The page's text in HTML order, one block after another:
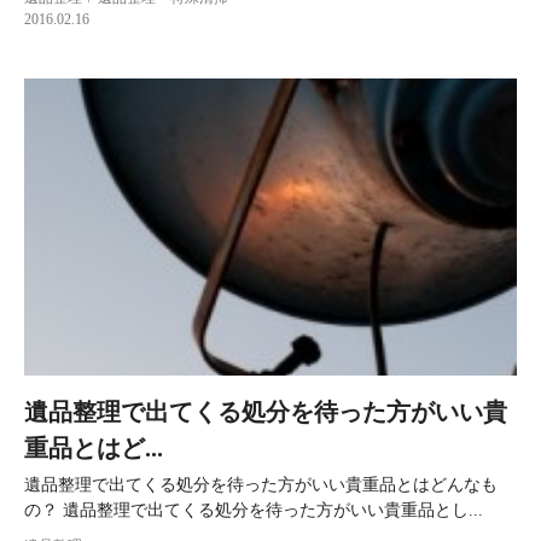
2016.02.16
遺品整理で出てくる処分を待った方がいい貴
重品とはど...
遺品整理で出てくる処分を待った方がいい貴重品とはどんなも
の？ 遺品整理で出てくる処分を待った方がいい貴重品とし...